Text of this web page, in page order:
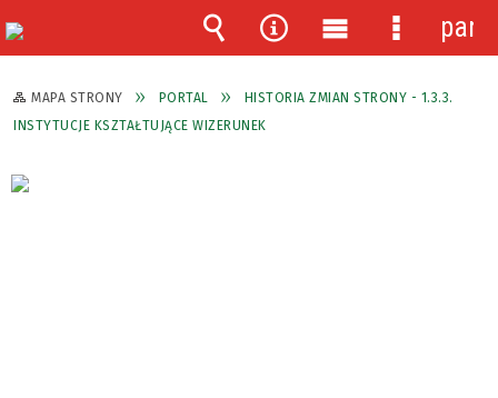
MAPA STRONY PORTAL
HISTORIA ZMIAN STRONY - 1.3.3.
INSTYTUCJE KSZTAŁTUJĄCE WIZERUNEK
Wyszukiwarka
Narzędzia
Menu
główne
Menu